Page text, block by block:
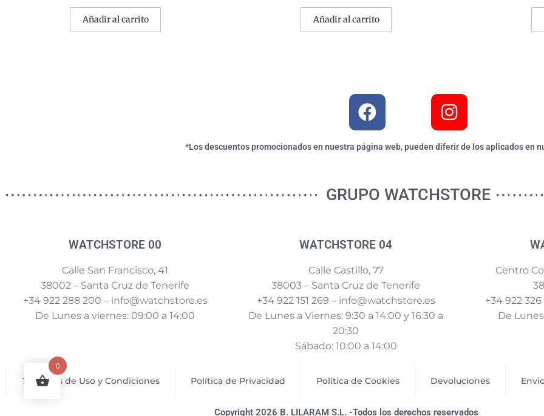
Añadir al carrito Añadir al carrito
*Los descuentos promocionados en nuestra página web, pueden diferir de los aplicados en
GRUPO WATCHSTORE
WATCHSTORE 00
Calle San Francisco, 41
38002 – Santa Cruz de Tenerife
+34 922 288 200 – info@watchstore.es
De Lunes a viernes: 09:00 a 14:00
WATCHSTORE 04
Calle Castillo, 77
38003 – Santa Cruz de Tenerife
+34 922 151 269 – info@watchstore.es
De Lunes a Viernes: 9:30 a 14:00 y 16:30 a
20:30
Sábado: 10:00 a 14:00
Centro
+34 922
De
Términos de Uso y Condiciones Política de Privacidad Política de Cookies Devoluciones
Copyright 2026 B. LILARAM S.L. -Todos los derechos reservados
0